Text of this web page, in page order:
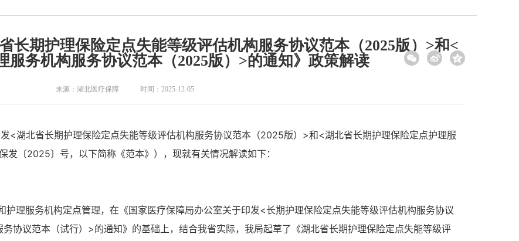
长期护理保险定点失能等级评估机构服务协议范本（2025版）>和<
服务机构服务协议范本（2025版）>的通知》政策解读
来源：湖北医疗保障 时间：2025-12-05
<湖北省长期护理保险定点失能等级评估机构服务协议范本 （2025版） >和<湖北省长期护理保险定点护理服
发〔2025〕 号，以下简称《范本》），现就有关情况解读如下：
护理服务机构定点管理， 在 《国家医疗保障局办公室关于印发<长期护理保险定点失能等级评估机构服务协议
协议范本（试行）>的通知》的基础上， 结合我省实际，我局起草了《湖北省长期护理保险定点失能等级评